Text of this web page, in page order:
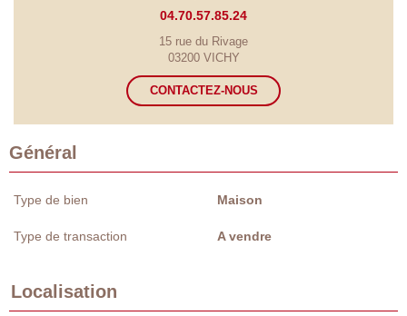
04.70.57.85.24
15 rue du Rivage
03200 VICHY
CONTACTEZ-NOUS
Général
Type de bien Maison
Type de transaction A vendre
Localisation